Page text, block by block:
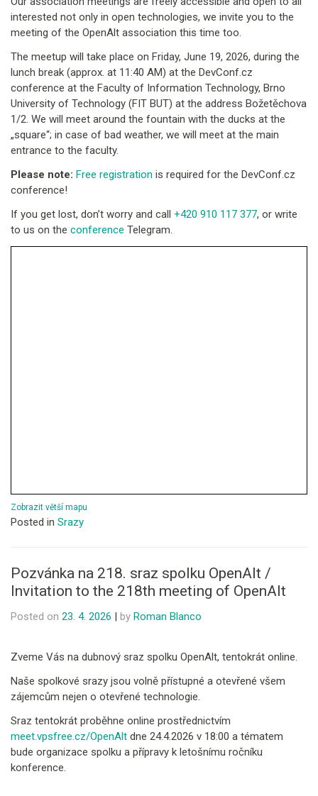
interested not only in open technologies, we invite you to the
meeting of the OpenAlt association this time too.
The meetup will take place on Friday, June 19, 2026, during the
lunch break (approx. at 11:40 AM) at the DevConf.cz
conference at the Faculty of Information Technology, Brno
University of Technology (FIT BUT) at the address Božetěchova
1/2. We will meet around the fountain with the ducks at the
„square“; in case of bad weather, we will meet at the main
entrance to the faculty.
Please note: Free registration is required for the DevConf.cz
conference!
If you get lost, don’t worry and call +420 910 117 377, or write
to us on the conference Telegram.
Zobrazit větší mapu
Posted in Srazy
Pozvánka na 218. sraz spolku OpenAlt /
Invitation to the 218th meeting of OpenAlt
Posted on 23. 4. 2026 by Roman Blanco
Zveme Vás na dubnový sraz spolku OpenAlt, tentokrát online.
Naše spolkové srazy jsou volně přístupné a otevřené všem
zájemcům nejen o otevřené technologie.
Sraz tentokrát proběhne online prostřednictvím
meet.vpsfree.cz/OpenAlt dne 24.4.2026 v 18:00 a tématem
bude organizace spolku a přípravy k letošnímu ročníku
konference.